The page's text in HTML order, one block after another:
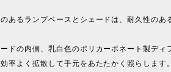
あるランプベースとシェードは、耐久性のあ
ドの内側、乳白色のポリカーボネート製ディ
率よく拡散して手元をあたたかく照らします